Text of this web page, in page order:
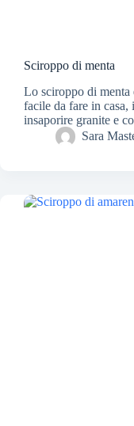
Sciroppo di menta
Lo sciroppo di menta
facile da fare in casa,
insaporire granite e
Sara